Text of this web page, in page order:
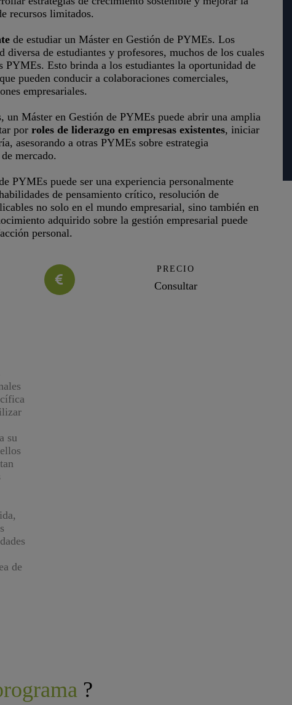
recursos limitados.
de estudiar un Máster en Gestión de PYMEs. Los
diversa de estudiantes y profesores, muchos de los cuales
PYMEs. Esto brinda a los estudiantes la oportunidad de
pueden conducir a colaboraciones comerciales,
empresariales.
un Máster en Gestión de PYMEs puede abrir una amplia
por roles de liderazgo en empresas existentes, iniciar
asesorando a otras PYMEs sobre estrategia
mercado.
PYMEs puede ser una experiencia personalmente
de pensamiento crítico, resolución de
no solo en el mundo empresarial, sino también en
adquirido sobre la gestión empresarial puede
personal.
PRECIO
Consultar
su
de
?